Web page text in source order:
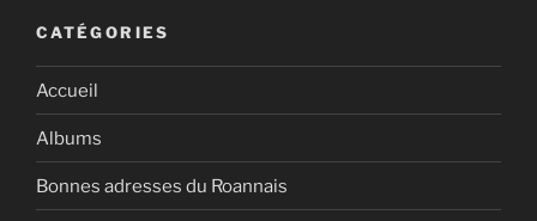
CATÉGORIES
Accueil
Albums
Bonnes adresses du Roannais